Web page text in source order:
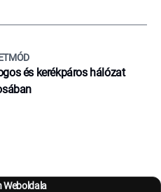
és kerékpáros hálózat
Weboldala